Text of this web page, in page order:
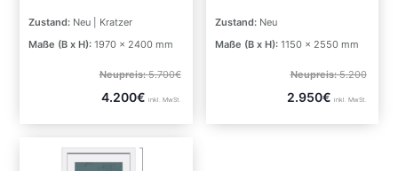
Zustand: Neu | Kratzer
Maße (B x H): 1970 x 2400 mm
Neupreis:5.700€
4.200€ inkl. MwSt.
Zustand:Neu
Maße (B x H):1150 x 2550 mm
Neupreis:5.200
2.950€ inkl. MwSt.